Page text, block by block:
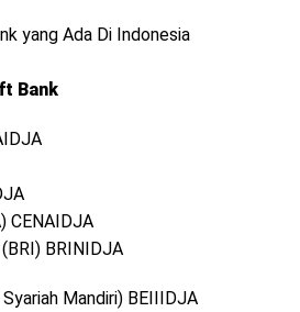
yang Ada Di Indonesia
Bank
CENAIDJA
BRINIDJA
Mandiri) BEIIIDJA